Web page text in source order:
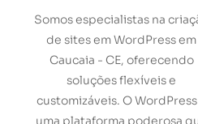
Somos especialistas na
de sites em WordPress em
Caucaia - CE, oferecendo
soluções flexíveis e
customizáveis. O
uma plataforma poderosa